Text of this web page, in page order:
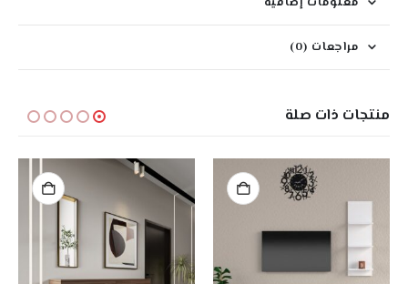
مراجعات (0)
منتجات ذات صلة